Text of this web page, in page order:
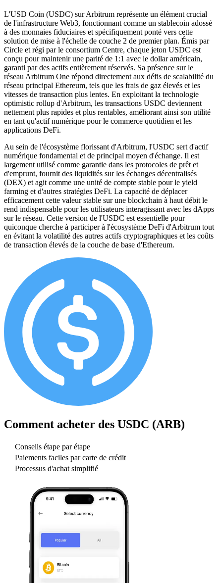
L'USD Coin (USDC) sur Arbitrum représente un élément crucial
de l'infrastructure Web3, fonctionnant comme un stablecoin adossé
à des monnaies fiduciaires et spécifiquement ponté vers cette
solution de mise à l'échelle de couche 2 de premier plan. Émis par
Circle et régi par le consortium Centre, chaque jeton USDC est
conçu pour maintenir une parité de 1:1 avec le dollar américain,
garanti par des actifs entièrement réservés. Sa présence sur le
réseau Arbitrum One répond directement aux défis de scalabilité du
réseau principal Ethereum, tels que les frais de gaz élevés et les
vitesses de transaction plus lentes. En exploitant la technologie
optimistic rollup d'Arbitrum, les transactions USDC deviennent
nettement plus rapides et plus rentables, améliorant ainsi son utilité
en tant qu'actif numérique pour le commerce quotidien et les
applications DeFi.
Au sein de l'écosystème florissant d'Arbitrum, l'USDC sert d'actif
numérique fondamental et de principal moyen d'échange. Il est
largement utilisé comme garantie dans les protocoles de prêt et
d'emprunt, fournit des liquidités sur les échanges décentralisés
(DEX) et agit comme une unité de compte stable pour le yield
farming et d'autres stratégies DeFi. La capacité de déplacer
efficacement cette valeur stable sur une blockchain à haut débit le
rend indispensable pour les utilisateurs interagissant avec les dApps
sur le réseau. Cette version de l'USDC est essentielle pour
quiconque cherche à participer à l'écosystème DeFi d'Arbitrum tout
en évitant la volatilité des autres actifs cryptographiques et les coûts
de transaction élevés de la couche de base d'Ethereum.
Comment acheter des USDC (ARB)
Conseils étape par étape
Paiements faciles par carte de crédit
Processus d'achat simplifié